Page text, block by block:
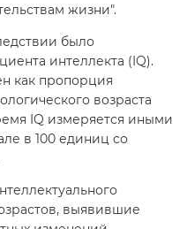
жизни".
было
интеллекта (IQ).
как пропорция
возраста
IQ измеряется иными
в 100 единиц со
выявившие